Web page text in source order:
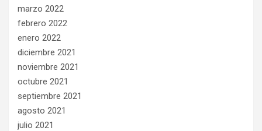
marzo 2022
febrero 2022
enero 2022
diciembre 2021
noviembre 2021
octubre 2021
septiembre 2021
agosto 2021
julio 2021